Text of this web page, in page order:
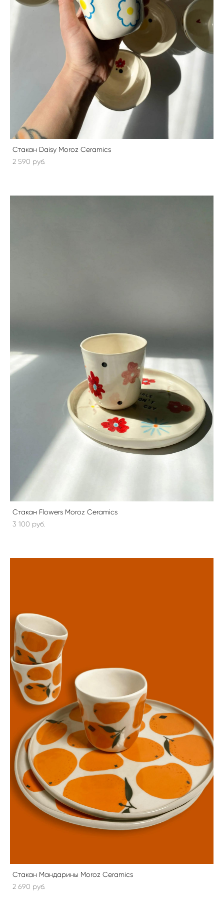
Стакан Daisy Moroz Ceramics
2 590 pуб.
Стакан Flowers Moroz Ceramics
3 100 pуб.
Стакан Мандарины Moroz Ceramics
2 690 pуб.